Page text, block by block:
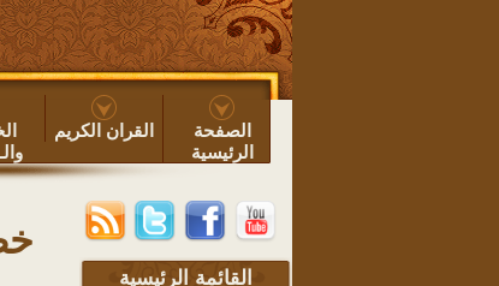
الصفحة
الرئيسية
القران الكريم
القائمة الرئيسية